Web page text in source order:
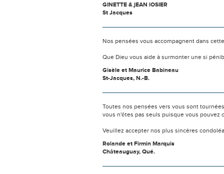
GINETTE & jEAN lOSIER
St Jacques
Nos pensées vous accompagnent dans
Que Dieu vous aide à surmonter une si
Gisèle et Maurice Babineau
St-Jacques, N.-B.
Toutes nos pensées vers vous sont
vous n'êtes pas seuls puisque vous pouvez
Veuillez accepter nos plus sincères
Rolande et Firmin Marquis
Châteauguay, Qué.